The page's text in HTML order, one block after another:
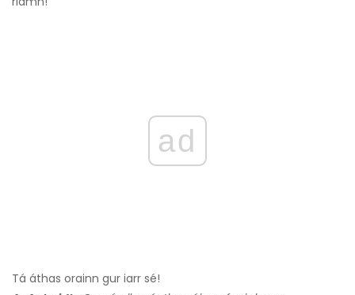
ad
Tá áthas orainn gur iarr sé!